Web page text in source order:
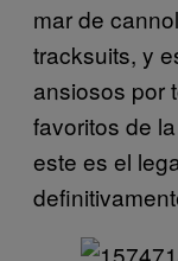
mar de
tracksuits, y
ansiosos por
favoritos de
este es el